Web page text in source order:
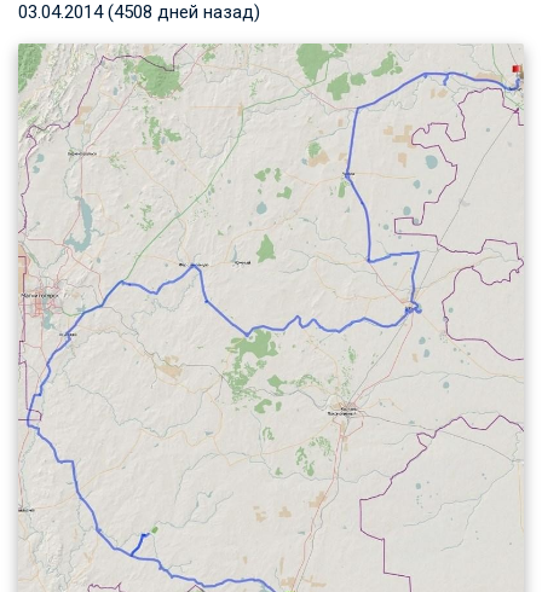
03.04.2014 (4508 дней назад)